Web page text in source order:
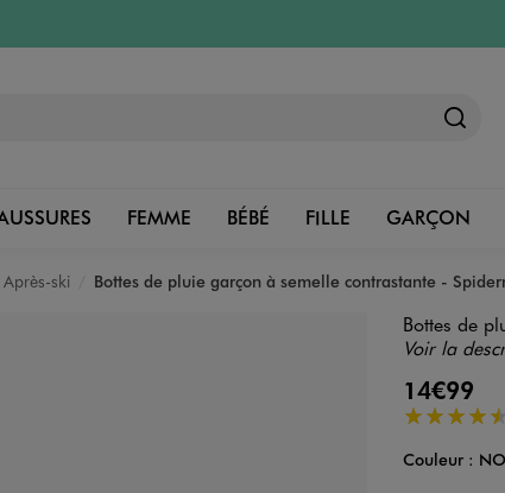
FEMME BÉBÉ FILLE GARÇON
ski Bottes de pluie garçon à semelle contrastante -
Bottes de
Voir la
14€99
4.5/5 de
Couleur
Couleur :